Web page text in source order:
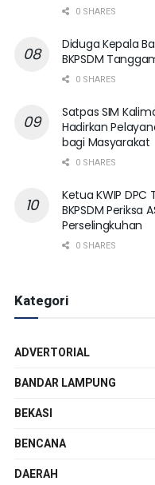
0 SHARES
Diduga Kepala
BKPSDM
0 SHARES
Satpas SIM
Hadirkan
bagi Masyarakat
0 SHARES
Ketua KWIP
BKPSDM Periksa
Perselingkuhan
0 SHARES
Kategori
ADVERTORIAL
BANDAR LAMPUNG
BEKASI
BENCANA
DAERAH